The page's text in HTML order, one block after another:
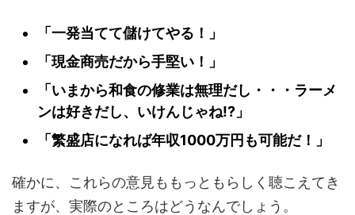
「一発当てて儲けてやる！」
「現金商売だから手堅い！」
「いまから和食の修業は無理だし・・・ラーメ
ンは好きだし、いけんじゃね!?」
「繁盛店になれば年収1000万円も可能だ！」
確かに、これらの意見ももっともらしく聴こえてき
ますが、実際のところはどうなんでしょう。